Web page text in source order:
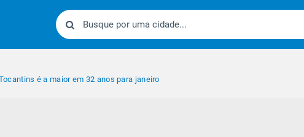
é a maior em 32 anos para janeiro